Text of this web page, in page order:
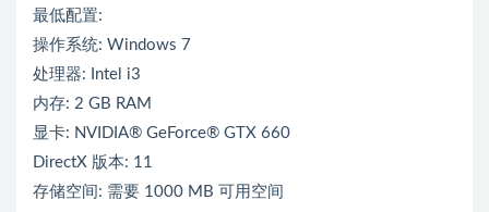
最低配置:
操作系统: Windows 7
处理器: Intel i3
内存: 2 GB RAM
显卡: NVIDIA® GeForce® GTX 660
DirectX 版本: 11
存储空间: 需要 1000 MB 可用空间